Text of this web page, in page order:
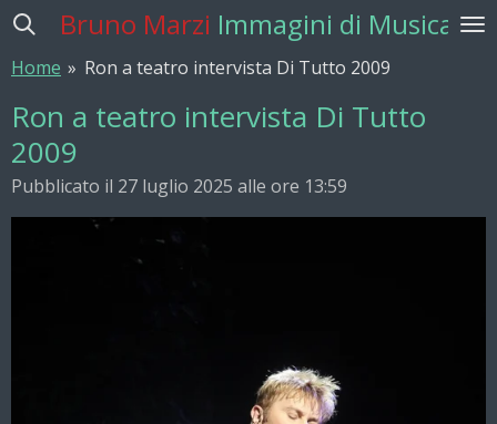
Vai
contenuto
Bruno Marzi Immagini di Musica
Home » Ron a teatro intervista Di Tutto 2009
Ron a teatro intervista Di Tutto
2009
Pubblicato il 27 luglio 2025 alle ore 13:59